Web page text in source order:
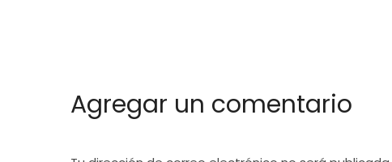
Agregar un comentario